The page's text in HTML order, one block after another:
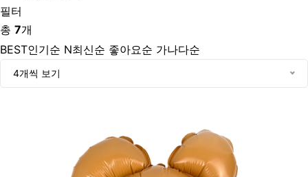
필터
총 7개
BEST인기순 N최신순 좋아요순 가나다순
4개씩 보기